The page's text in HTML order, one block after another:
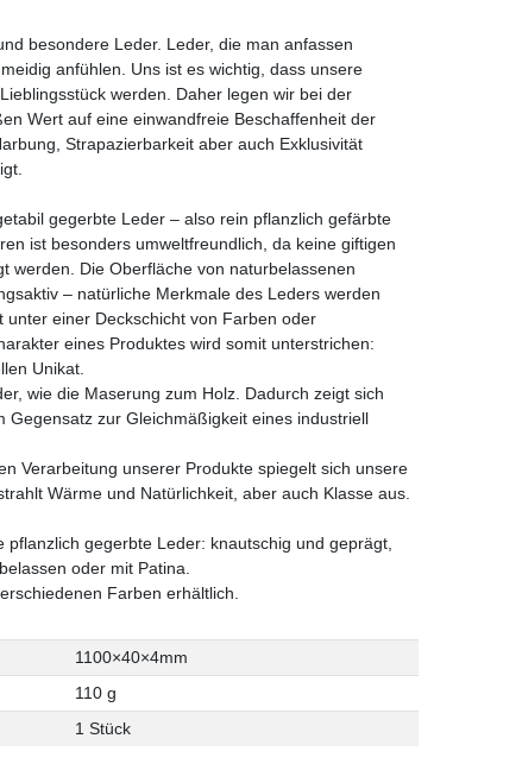
besondere Leder. Leder, die man anfassen
anfühlen. Uns ist es wichtig, dass unsere
werden. Daher legen wir bei der
Wert auf eine einwandfreie Beschaffenheit der
Strapazierbarkeit aber auch Exklusivität
gegerbte Leder – also rein pflanzlich gefärbte
ist besonders umweltfreundlich, da keine giftigen
werden. Die Oberfläche von naturbelassenen
– natürliche Merkmale des Leders werden
einer Deckschicht von Farben oder
eines Produktes wird somit unterstrichen:
Unikat.
wie die Maserung zum Holz. Dadurch zeigt sich
Gegensatz zur Gleichmäßigkeit eines industriell
Verarbeitung unserer Produkte spiegelt sich unsere
Wärme und Natürlichkeit, aber auch Klasse aus.
pflanzlich gegerbte Leder: knautschig und geprägt,
oder mit Patina.
Farben erhältlich.
1100×40×4mm
110 g
1 Stück